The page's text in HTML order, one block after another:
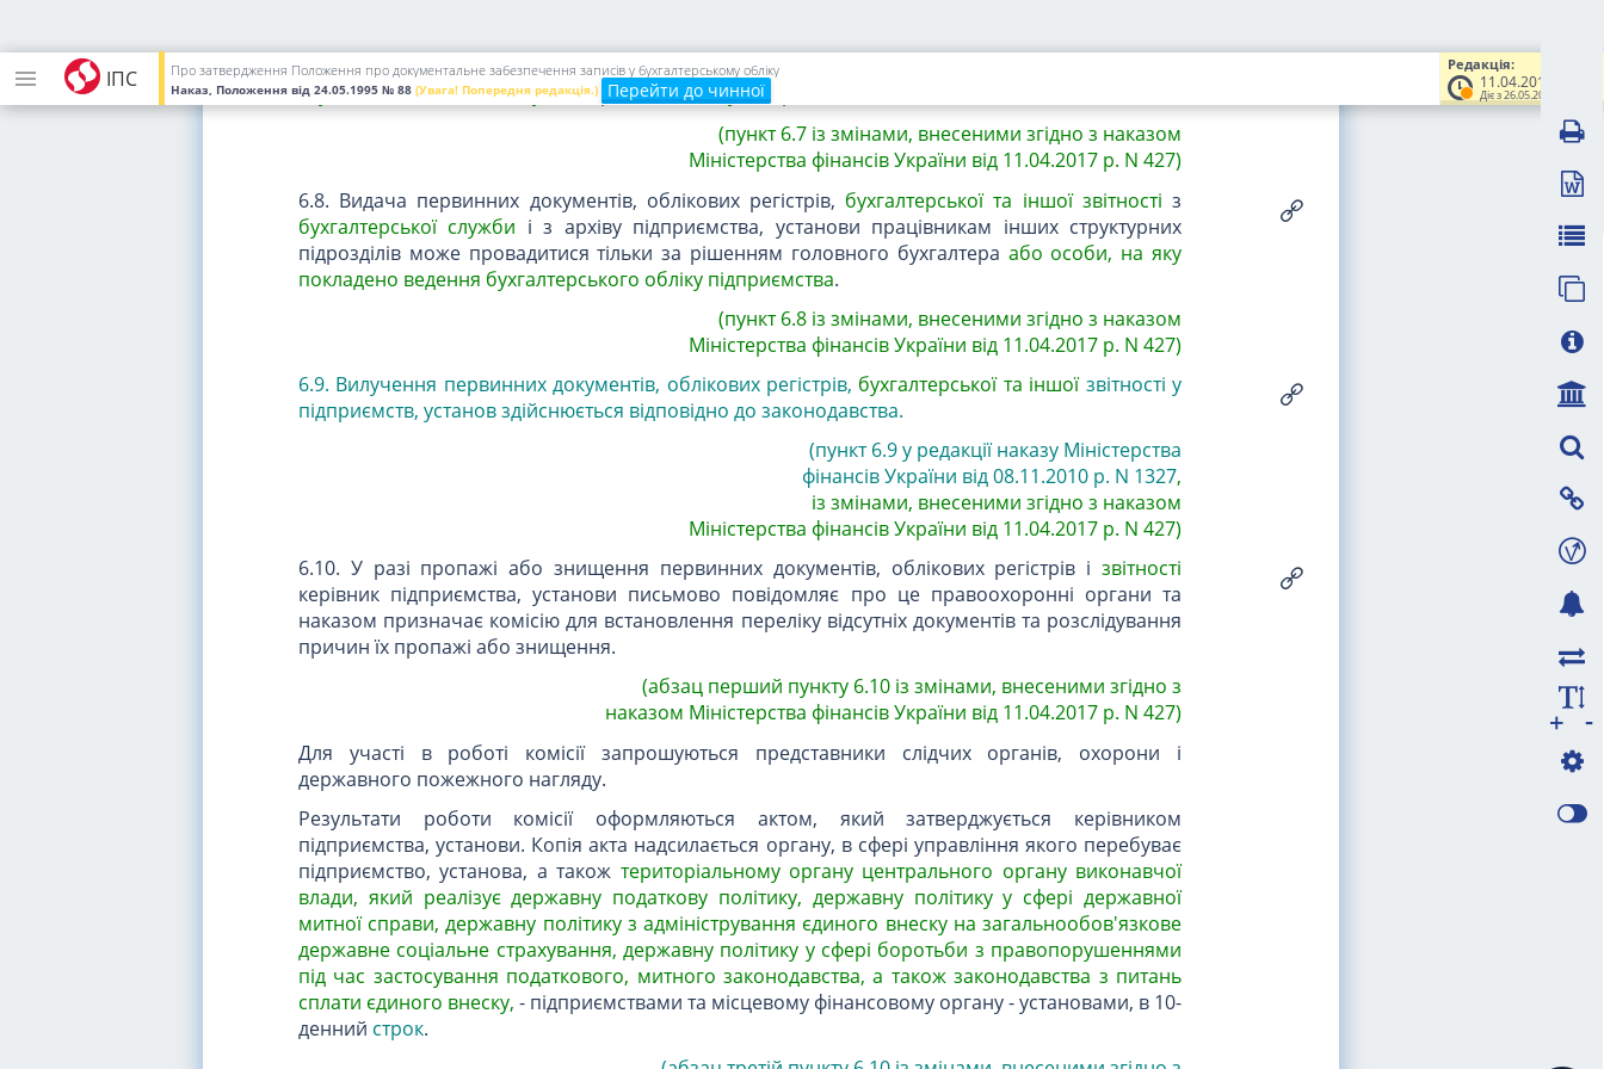
ІПС
Редакція:
11.04.2017
Діє з 26.05.2017
Про затвердження Положення про документальне забезпечення записів у бухгалтерському обліку
Наказ, Положення від 24.05.1995 № 88 (Увага! Попередня редакція.) Перейти до чинної
передачу їх до архіву забезпечує головний бухгалтер підприємства, установи
яку покладеноведення бухгалтерського обліку підприємства
(пункт 6.7 із змінами, внесеними згідно з наказом
Міністерства фінансів України від 11.04.2017 р. N 427)
6.8. Видача первинних документів, облікових регістрів, бухгалтерської та іншої звітності з
бухгалтерської служби і з архіву підприємства, установи працівникам інших структурних
підрозділів може провадитися тільки за рішенням головного бухгалтера або особи, на яку
покладено ведення бухгалтерського обліку підприємства.
(пункт 6.8 із змінами, внесеними згідно з наказом
Міністерства фінансів України від 11.04.2017 р. N 427)
6.9. Вилучення первинних документів, облікових регістрів, бухгалтерської та іншої звітності у
підприємств, установ здійснюється відповідно до законодавства.
(пункт 6.9 у редакції наказу Міністерства
фінансів України від 08.11.2010 р. N 1327,
із змінами, внесеними згідно з наказом
Міністерства фінансів України від 11.04.2017 р. N 427)
6.10. У разі пропажі або знищення первинних документів, облікових регістрів і звітності
керівник підприємства, установи письмово повідомляє про це правоохоронні органи та
наказом призначає комісію для встановлення переліку відсутніх документів та розслідування
причин їх пропажі або знищення.
(абзац перший пункту 6.10 із змінами, внесеними згідно з
наказом Міністерства фінансів України від 11.04.2017 р. N 427)
Для участі в роботі комісії запрошуються представники слідчих органів, охорони і
державного пожежного нагляду.
Результати роботи комісії оформляються актом, який затверджується керівником
підприємства, установи. Копія акта надсилається органу, в сфері управління якого перебуває
підприємство, установа, а також територіальному органу центрального органу виконавчої
влади, який реалізує державну податкову політику, державну політику у сфері державної
митної справи, державну політику з адміністрування єдиного внеску на загальнообов'язкове
державне соціальне страхування, державну політику у сфері боротьби з правопорушеннями
під час застосування податкового, митного законодавства, а також законодавства з питань
сплати єдиного внеску, - підприємствами та місцевому фінансовому органу - установами, в 10-
денний строк.
-
+